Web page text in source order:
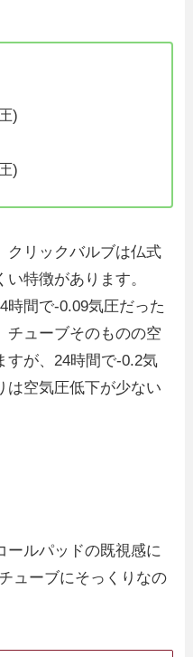
)
)
クリックバルブは仏式
特徴があります。
時間で-0.09気圧だった
チューブそのものの空
すが、24時間で-0.2気
は空気圧低下が少ない
ールパッドの既視感に
ューブにそっくりなの